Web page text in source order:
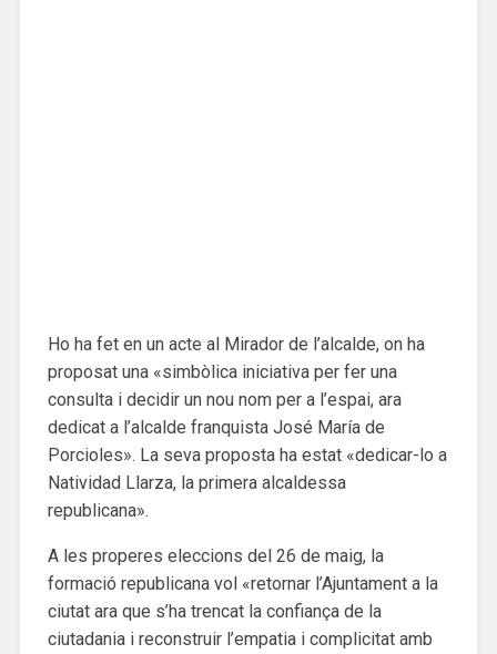
Ho ha fet en un acte al Mirador de l’alcalde, on ha
proposat una «simbòlica iniciativa per fer una
consulta i decidir un nou nom per a l’espai, ara
dedicat a l’alcalde franquista José María de
Porcioles». La seva proposta ha estat «dedicar-lo a
Natividad Llarza, la primera alcaldessa
republicana».
A les properes eleccions del 26 de maig, la
formació republicana vol «retornar l’Ajuntament a la
ciutat ara que s’ha trencat la confiança de la
ciutadania i reconstruir l’empatia i complicitat amb